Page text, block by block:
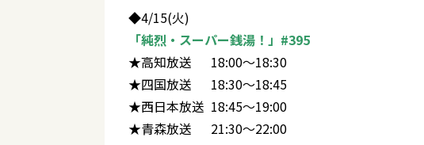
◆4/15(火)
「純烈・スーパー銭湯！」#395
★高知放送 18:00～18:30
★四国放送 18:30～18:45
★西日本放送 18:45～19:00
★青森放送 21:30～22:00